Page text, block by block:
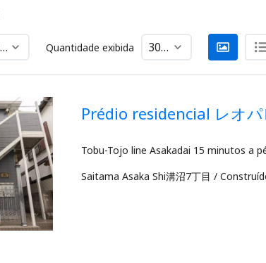
Quantidade exibida
Prédio residencial レオ
Saitama Asaka Shi溝沼7丁目 /